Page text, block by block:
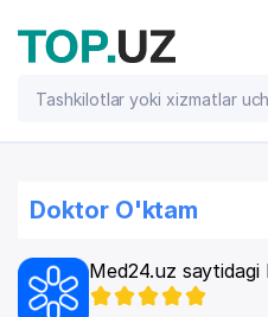
Doktor O'ktam
Med24.uz